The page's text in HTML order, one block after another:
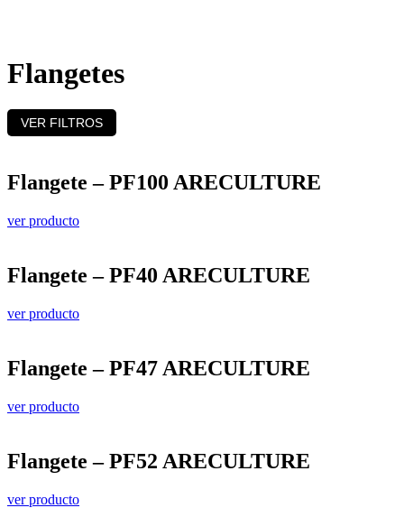
Flangetes
VER FILTROS
Flangete – PF100 ARECULTURE
ver producto
Flangete – PF40 ARECULTURE
ver producto
Flangete – PF47 ARECULTURE
ver producto
Flangete – PF52 ARECULTURE
ver producto